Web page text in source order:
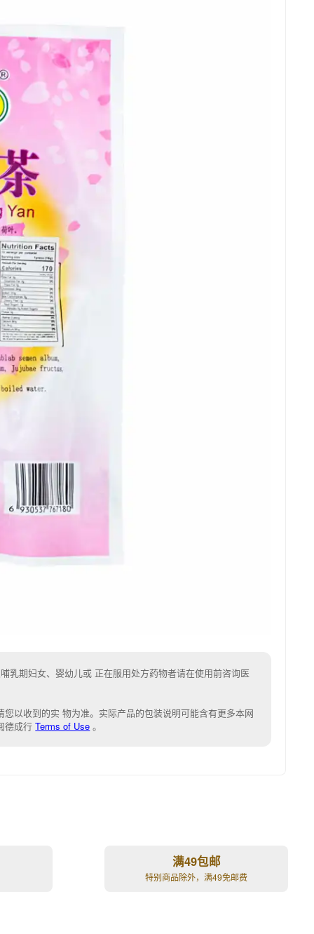
乳期妇女、婴幼儿或 正在服用处方药物者请在使用前咨询医
您以收到的实 物为准。 实际产品的包装说明可能含有更多本网
德成行Terms of Use 。
满49包邮
特别商品除外，满49免邮费